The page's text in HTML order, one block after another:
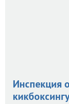
Инспекция